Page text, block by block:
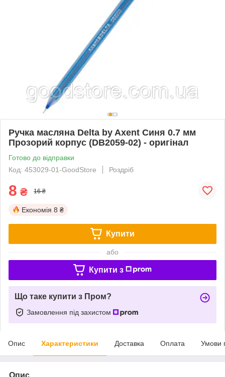
Ручка масляна Delta by Axent Синя 0.7 мм
Прозорий корпус (DB2059-02) - оригінал
Готово до відправки
Код: 453029-01-GoodStore
Роздріб
8 ₴ 16 ₴
Економія 8 ₴
Купити
або
Купити з
Що таке купити з Пром?
Замовлення під захистом
Опис Характеристики Доставка Оплата Умови
Опис